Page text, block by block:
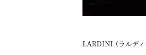
LARDINI （ラルディ